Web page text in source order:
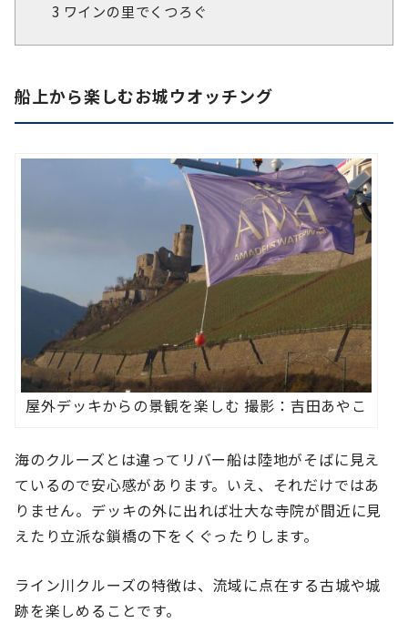
3 ワインの里でくつろぐ
船上から楽しむお城ウオッチング
屋外デッキからの景観を楽しむ 撮影：吉田あやこ
海のクルーズとは違ってリバー船は陸地がそばに見え
ているので安心感があります。いえ、それだけではあ
りません。デッキの外に出れば壮大な寺院が間近に見
えたり立派な鎖橋の下をくぐったりします。
ライン川クルーズの特徴は、流域に点在する古城や城
跡を楽しめることです。